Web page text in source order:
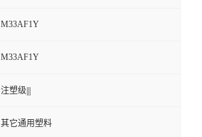
M33AF1Y
M33AF1Y
注塑级|||
其它通用塑料